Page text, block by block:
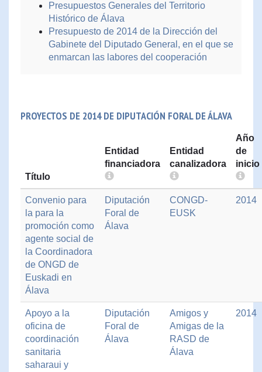
Presupuestos Generales del Territorio
Histórico de Álava
Presupuesto de 2014 de la Dirección del
Gabinete del Diputado General, en el que se
enmarcan las labores del cooperación
PROYECTOS DE 2014 DE DIPUTACIÓN FORAL DE ÁLAVA
Título
Entidad
financiadora
Entidad
canalizadora
Año
de
inicio
Convenio para
la para la
promoción como
agente social de
la Coordinadora
de ONGD de
Euskadi en
Álava
Diputación
Foral de
Álava
CONGD-
EUSK
2014
Apoyo a la
oficina de
coordinación
sanitaria
saharaui y
Diputación
Foral de
Álava
Amigos y
Amigas de la
RASD de
Álava
2014